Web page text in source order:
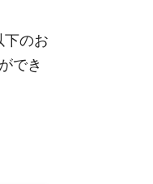
下のお
でき